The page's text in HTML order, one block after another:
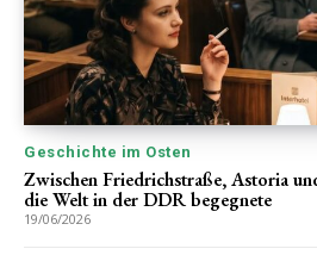
Geschichte im Osten
Zwischen Friedrichstraße, Astoria
die Welt in der DDR begegnete
19/06/2026